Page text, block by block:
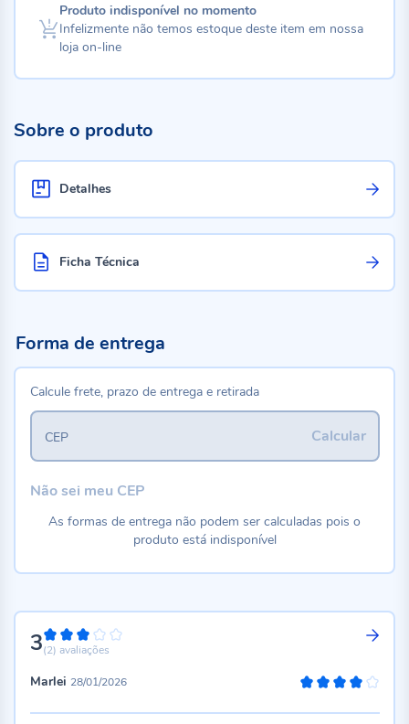
Produto indisponível no momento
Infelizmente não temos estoque deste item em nossa
loja on-line
Sobre o produto
Detalhes
Ficha Técnica
360%
(2) avaliações
Marlei 28/01/2026
Forma de entrega
Calcule frete, prazo de entrega e retirada
Calcular
CEP
Não sei meu CEP
As formas de entrega não podem ser calculadas pois o
produto está indisponível